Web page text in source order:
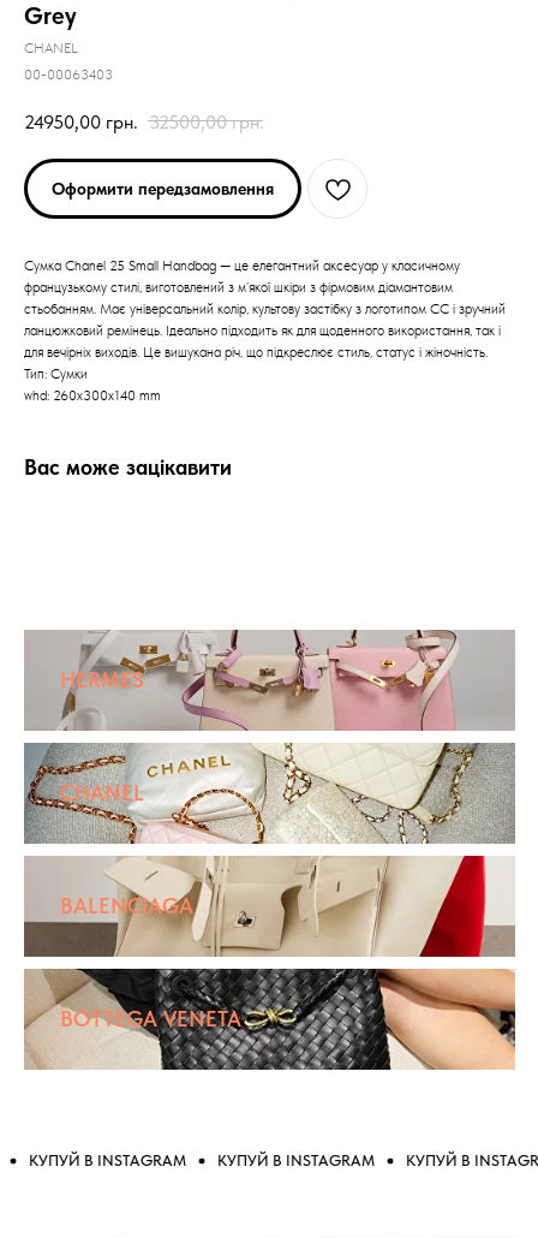
Grey
CHANEL
00-00063403
24950,00 грн. 32500,00 грн.
Оформити передзамовлення
Сумка Chanel 25 Small Handbag — це елегантний аксесуар у класичному
французькому стилі, виготовлений з м’якої шкіри з фірмовим діамантовим
стьобанням. Має універсальний колір, культову застібку з логотипом CC і зручний
ланцюжковий ремінець. Ідеально підходить як для щоденного використання, так і
для вечірніх виходів. Це вишукана річ, що підкреслює стиль, статус і жіночність.
Тип: Сумки
whd: 260x300x140 mm
Вас може зацікавити
HERMES
CHANEL
BALENCIAGA
BOTTEGA VENETA
КУПУЙ В INSTAGRAM КУПУЙ В INSTAGRAM КУПУЙ В INSTAGRAM